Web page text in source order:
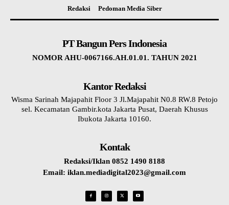
Redaksi Pedoman Media Siber
PT Bangun Pers Indonesia
NOMOR AHU-0067166.AH.01.01. TAHUN 2021
Kantor Redaksi
Wisma Sarinah Majapahit Floor 3 Jl.Majapahit N0.8 RW.8 Petojo
sel. Kecamatan Gambir.kota Jakarta Pusat, Daerah Khusus
Ibukota Jakarta 10160.
Kontak
Redaksi/Iklan 0852 1490 8188
Email: iklan.mediadigital2023@gmail.com